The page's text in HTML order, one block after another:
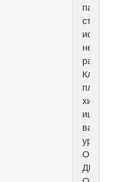
стада,
истина
не
растет.
ищет
вас,
уроды.
ДЕТЕЙ